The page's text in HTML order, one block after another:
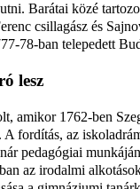
Barátai közé
csillagász és
78-ban telepedett
lesz
amikor 1762-ben
fordítás, az
pedagógiai
az irodalmi